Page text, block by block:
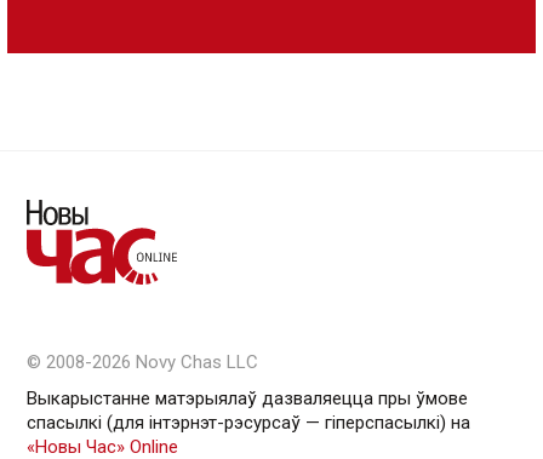
© 2008-2026 Novy Chas LLC
Выкарыстанне матэрыялаў дазваляецца пры ўмове
спасылкі (для інтэрнэт-рэсурсаў — гiперспасылкi) на
«Новы Час» Online